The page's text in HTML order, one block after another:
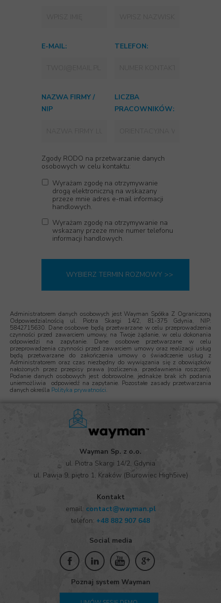
Administratorem danych osobowych jest Wayman Spółka Z Ograniczoną
Odpowiedzialnością ul. Piotra Skargi 14/2, 81-375 Gdynia, NIP:
5842715630. Dane osobowe będą przetwarzane w celu przeprowadzenia
czynności przed zawarciem umowy, na Twoje żądanie, w celu dokonania
odpowiedzi na zapytanie. Dane osobowe przetwarzane w celu
przeprowadzenia czynności przed zawarciem umowy oraz realizacji usług
będą przetwarzane do zakończenia umowy o świadczenie usług z
Administratorem oraz czas niezbędny do wywiązania się z obowiązków
nałożonych przez przepisy prawa (rozliczenia, przedawnienia roszczeń).
Podanie danych osobowych jest dobrowolne, jednakże brak ich podania
uniemożliwia odpowiedź na zapytanie. Pozostałe zasady przetwarzania
danych określa Polityka prywatności.
E-MAIL: TELEFON:
NAZWA FIRMY /
NIP
LICZBA
PRACOWNIKÓW:
Zgody RODO na przetwarzanie danych
osobowych w celu kontaktu:
Wyrażam zgodę na otrzymywanie
drogą elektroniczną na wskazany
przeze mnie adres e-mail informacji
handlowych.
Wyrażam zgodę na otrzymywanie na
wskazany przeze mnie numer telefonu
informacji handlowych.
WYBIERZ TERMIN ROZMOWY >>
Poznaj system Wayman
Social media
Kontakt
email: contact@wayman.pl
telefon: +48 882 907 648
Wayman Sp. z o.o.
ul. Piotra Skargi 14/2, Gdynia
ul. Pawia 9, piętro 1, Kraków (Biurowiec High5ive)